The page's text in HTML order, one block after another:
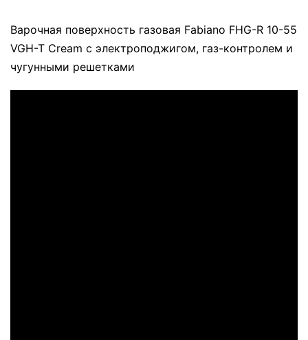
Варочная поверхность газовая Fabiano FHG-R 10-55
VGH-T Cream с электроподжигом, газ-контролем и
чугунными решетками